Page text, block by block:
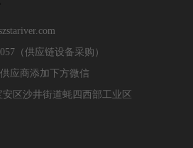
（供应链设备采购）
应商添加下方微信
区沙井街道蚝四西部工业区